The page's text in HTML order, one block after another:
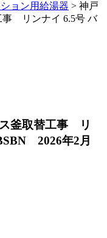
ョン用給湯器 > 神戸
リンナイ 6.5号 バ
釜取替工事 リ
2026年2月